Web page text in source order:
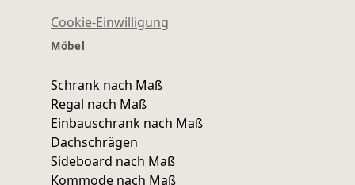
Cookie-Einwilligung
Möbel
Schrank nach Maß
Regal nach Maß
Einbauschrank nach Maß
Dachschrägen
Sideboard nach Maß
Kommode nach Maß